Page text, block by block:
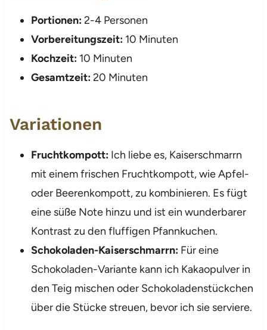
Portionen:2-4 Personen
Vorbereitungszeit:10 Minuten
Kochzeit:10 Minuten
Gesamtzeit:20 Minuten
Variationen
Fruchtkompott:Ich liebe es, Kaiserschmarrn
mit einem frischen Fruchtkompott, wie Apfel-
oder Beerenkompott, zu kombinieren. Es fügt
eine süße Note hinzu und ist ein wunderbarer
Kontrast zu den fluffigen Pfannkuchen.
Schokoladen-Kaiserschmarrn:Für eine
Schokoladen-Variante kann ich Kakaopulver in
den Teig mischen oder Schokoladenstückchen
über die Stücke streuen, bevor ich sie serviere.